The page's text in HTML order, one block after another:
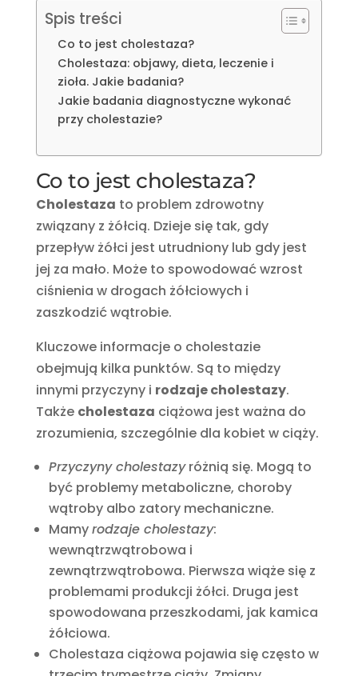
Spis treści
Co to jest cholestaza?
Cholestaza: objawy, dieta, leczenie i
zioła. Jakie badania?
Jakie badania diagnostyczne wykonać
przy cholestazie?
Co to jest cholestaza?
Cholestaza to problem zdrowotny
związany z żółcią. Dzieje się tak, gdy
przepływ żółci jest utrudniony lub gdy jest
jej za mało. Może to spowodować wzrost
ciśnienia w drogach żółciowych i
zaszkodzić wątrobie.
Kluczowe informacje o cholestazie
obejmują kilka punktów. Są to między
innymi przyczyny i rodzaje cholestazy.
Także cholestaza ciążowa jest ważna do
zrozumienia, szczególnie dla kobiet w ciąży.
Przyczyny cholestazyróżnią się. Mogą to
być problemy metaboliczne, choroby
wątroby albo zatory mechaniczne.
Mamyrodzaje cholestazy:
wewnątrzwątrobowa i
zewnątrzwątrobowa. Pierwsza wiąże się z
problemami produkcji żółci. Druga jest
spowodowana przeszkodami, jak kamica
żółciowa.
Cholestaza ciążowa pojawia się często w